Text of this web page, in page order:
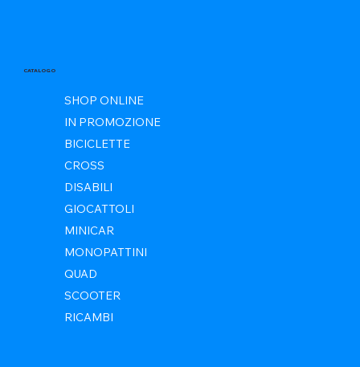
CATALOGO
SHOP ONLINE
IN PROMOZIONE
BICICLETTE
CROSS
DISABILI
GIOCATTOLI
MINICAR
MONOPATTINI
QUAD
SCOOTER
RICAMBI